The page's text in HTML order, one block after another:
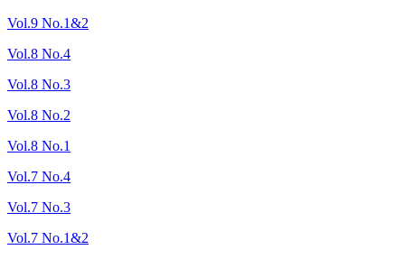
Vol.9 No.1&2
Vol.8 No.4
Vol.8 No.3
Vol.8 No.2
Vol.8 No.1
Vol.7 No.4
Vol.7 No.3
Vol.7 No.1&2